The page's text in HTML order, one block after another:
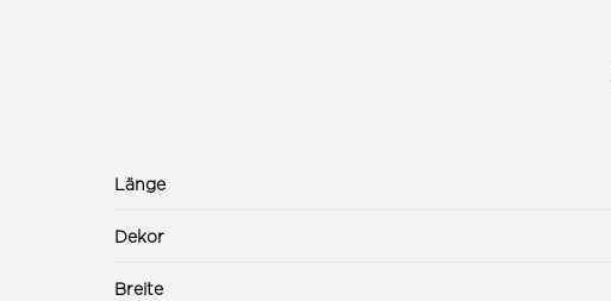
Länge
Dekor
Breite